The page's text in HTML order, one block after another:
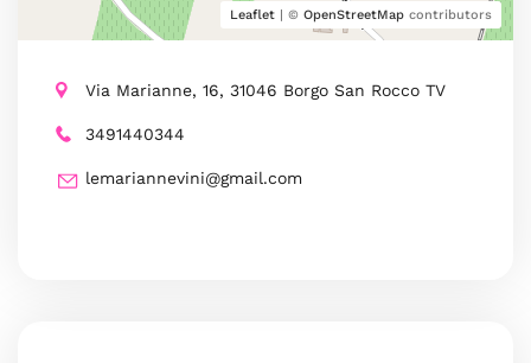
Leaflet | © OpenStreetMap contributors
Via Marianne, 16, 31046 Borgo San Rocco TV
3491440344
lemariannevini@gmail.com